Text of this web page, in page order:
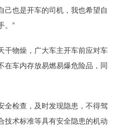
己也是开车的司机，我也希望自
。”
干物燥，广大车主开车前应对车
在车内存放易燃易爆危险品，同
全检查，及时发现隐患，不得驾
技术标准等具有安全隐患的机动